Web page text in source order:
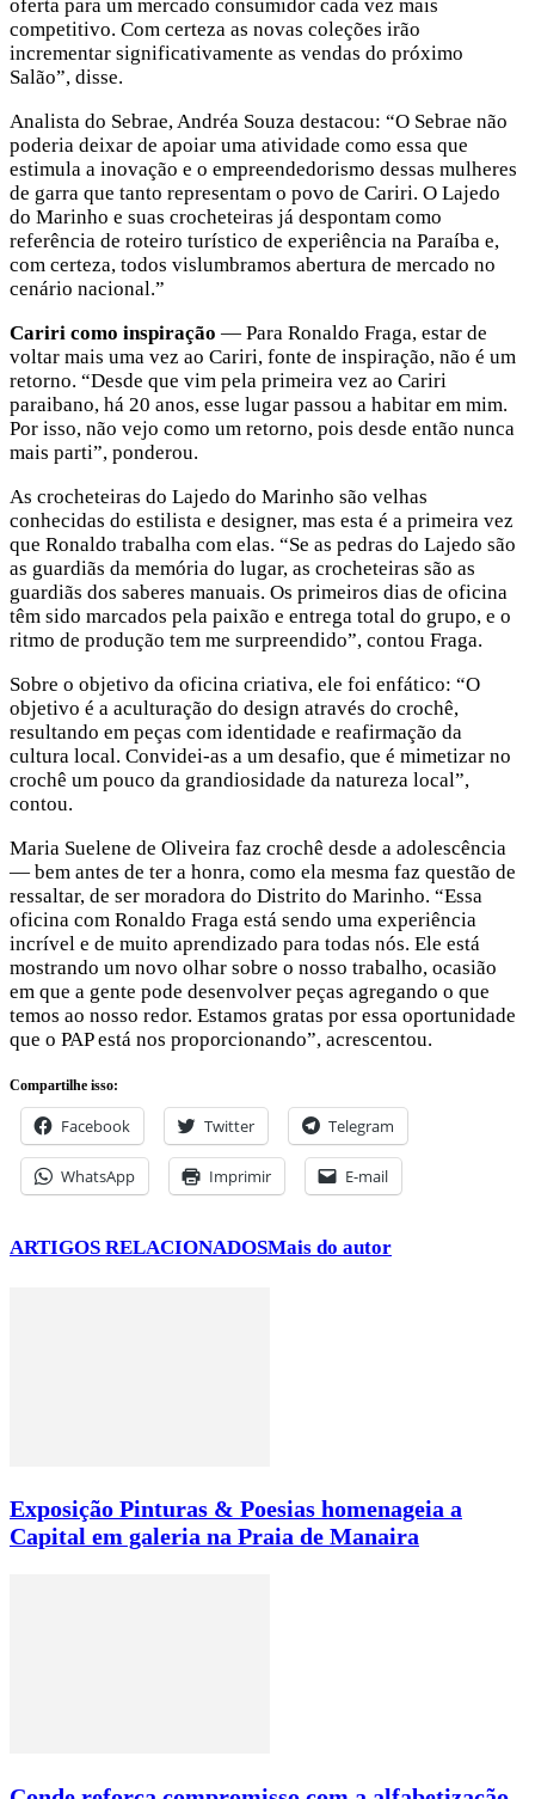
oferta para um mercado consumidor cada vez mais
competitivo. Com certeza as novas coleções irão
incrementar significativamente as vendas do próximo
Salão”, disse.
Analista do Sebrae, Andréa Souza destacou: “O Sebrae não
poderia deixar de apoiar uma atividade como essa que
estimula a inovação e o empreendedorismo dessas mulheres
de garra que tanto representam o povo de Cariri. O Lajedo
do Marinho e suas crocheteiras já despontam como
referência de roteiro turístico de experiência na Paraíba e,
com certeza, todos vislumbramos abertura de mercado no
cenário nacional.”
Cariri como inspiração — Para Ronaldo Fraga, estar de
voltar mais uma vez ao Cariri, fonte de inspiração, não é um
retorno. “Desde que vim pela primeira vez ao Cariri
paraibano, há 20 anos, esse lugar passou a habitar em mim.
Por isso, não vejo como um retorno, pois desde então nunca
mais parti”, ponderou.
As crocheteiras do Lajedo do Marinho são velhas
conhecidas do estilista e designer, mas esta é a primeira vez
que Ronaldo trabalha com elas. “Se as pedras do Lajedo são
as guardiãs da memória do lugar, as crocheteiras são as
guardiãs dos saberes manuais. Os primeiros dias de oficina
têm sido marcados pela paixão e entrega total do grupo, e o
ritmo de produção tem me surpreendido”, contou Fraga.
Sobre o objetivo da oficina criativa, ele foi enfático: “O
objetivo é a aculturação do design através do crochê,
resultando em peças com identidade e reafirmação da
cultura local. Convidei-as a um desafio, que é mimetizar no
crochê um pouco da grandiosidade da natureza local”,
contou.
Maria Suelene de Oliveira faz crochê desde a adolescência
— bem antes de ter a honra, como ela mesma faz questão de
ressaltar, de ser moradora do Distrito do Marinho. “Essa
oficina com Ronaldo Fraga está sendo uma experiência
incrível e de muito aprendizado para todas nós. Ele está
mostrando um novo olhar sobre o nosso trabalho, ocasião
em que a gente pode desenvolver peças agregando o que
temos ao nosso redor. Estamos gratas por essa oportunidade
que o PAP está nos proporcionando”, acrescentou.
Compartilhe isso:
Facebook Twitter Telegram
WhatsApp Imprimir E-mail
ARTIGOS RELACIONADOSMais do autor
Exposição Pinturas & Poesias homenageia a
Capital em galeria na Praia de Manaira